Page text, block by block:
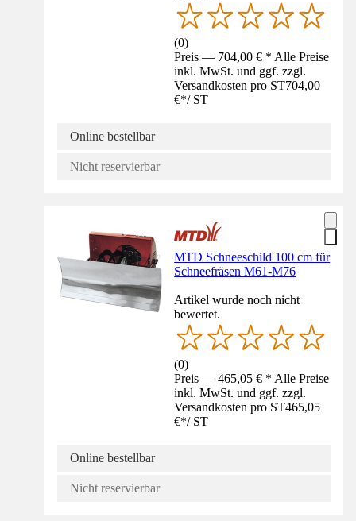
(0)
Preis — 704,00 € * Alle Preise
inkl. MwSt. und ggf. zzgl.
Versandkosten pro ST704,00
€*/ ST
Online bestellbar
Nicht reservierbar
MTD Schneeschild 100 cm für
Schneefräsen M61-M76
Artikel wurde noch nicht
bewertet.
(0)
Preis — 465,05 € * Alle Preise
inkl. MwSt. und ggf. zzgl.
Versandkosten pro ST465,05
€*/ ST
Online bestellbar
Nicht reservierbar